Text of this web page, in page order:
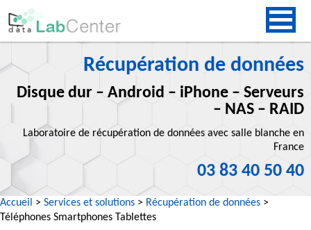
Récupération de données
Disque dur – Android – iPhone – Serveurs
– NAS – RAID
Laboratoire de récupération de données avec salle blanche en
France
03 83 40 50 40
Accueil > Services et solutions > Récupération de données >
Téléphones Smartphones Tablettes